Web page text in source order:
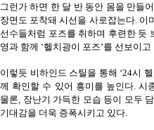
그런가 하면 한 달 반 동안 몸을 만들
장면도 포착돼 시선을 사로잡는다. 이
선수들처럼 포즈를 취하며 후련한 듯
영과 함께 ‘헬치광이 포즈’를 선보이
이렇듯 비하인드 스틸을 통해 ‘24시
께 확인할 수 있어 흥미를 높인다. 시
물론, 장난기 가득한 모습 등이 모두
기대감을 더욱 증폭시키고 있다.